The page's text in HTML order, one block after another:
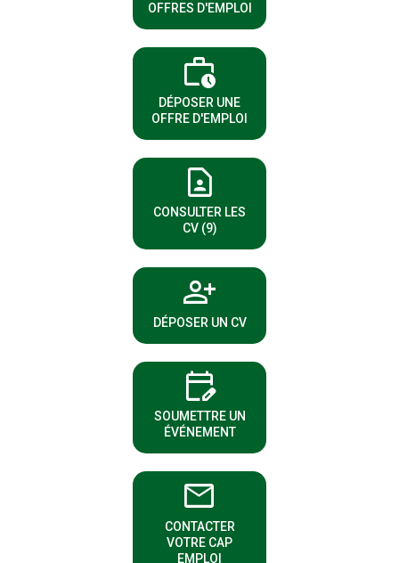
OFFRES D'EMPLOI
work_history
DÉPOSER UNE
OFFRE D'EMPLOI
(NOUVELLE FENÊTRE)
contact_page
CONSULTER LES
CV (9)
(NOUVELLE FENÊTRE)
person_add
DÉPOSER UN CV
(NOUVELLE FENÊTRE)
edit_calendar
SOUMETTRE UN
ÉVÉNEMENT
(NOUVELLE FENÊTRE)
email
CONTACTER
VOTRE CAP
EMPLOI
(NOUVELLE FENÊTRE)